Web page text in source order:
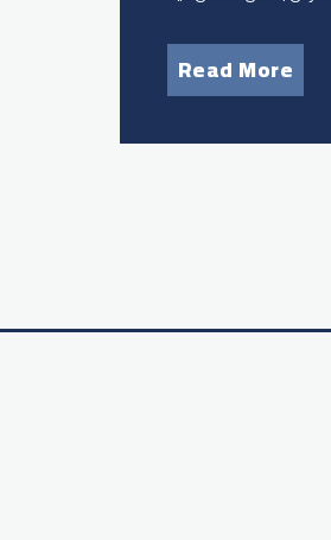
Read More